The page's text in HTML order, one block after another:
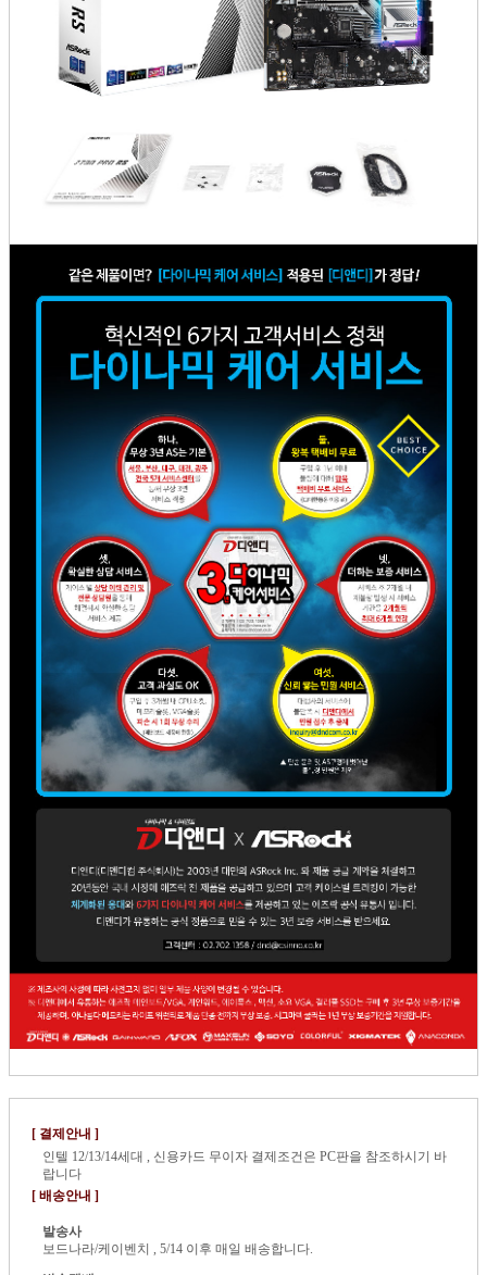
[ 결제안내 ]
인텔 12/13/14세대 , 신용카드 무이자 결제조건은 PC판을 참조하시기 바
랍니다
[ 배송안내 ]
발송사
보드나라/케이벤치 , 5/14 이후 매일 배송합니다.